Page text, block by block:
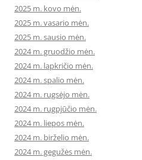
2025 m. kovo mėn.
2025 m. vasario mėn.
2025 m. sausio mėn.
2024 m. gruodžio mėn.
2024 m. lapkričio mėn.
2024 m. spalio mėn.
2024 m. rugsėjo mėn.
2024 m. rugpjūčio mėn.
2024 m. liepos mėn.
2024 m. birželio mėn.
2024 m. gegužės mėn.